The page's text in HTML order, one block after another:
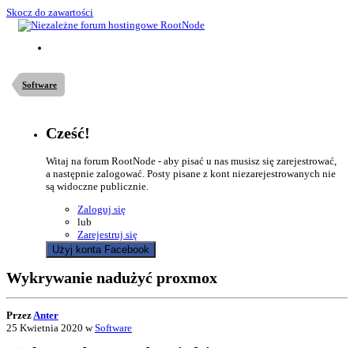
Skocz do zawartości
Software
Cześć!
Witaj na forum RootNode - aby pisać u nas musisz się zarejestrować,
a następnie zalogować. Posty pisane z kont niezarejestrowanych nie
są widoczne publicznie.
Zaloguj się
lub
Zarejestruj się
Użyj konta Facebook
Wykrywanie nadużyć proxmox
PrzezAnter
25 Kwietnia 2020 wSoftware